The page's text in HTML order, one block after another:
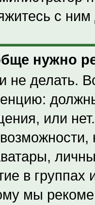
с
нужно
не делать.
или
в группах
мы